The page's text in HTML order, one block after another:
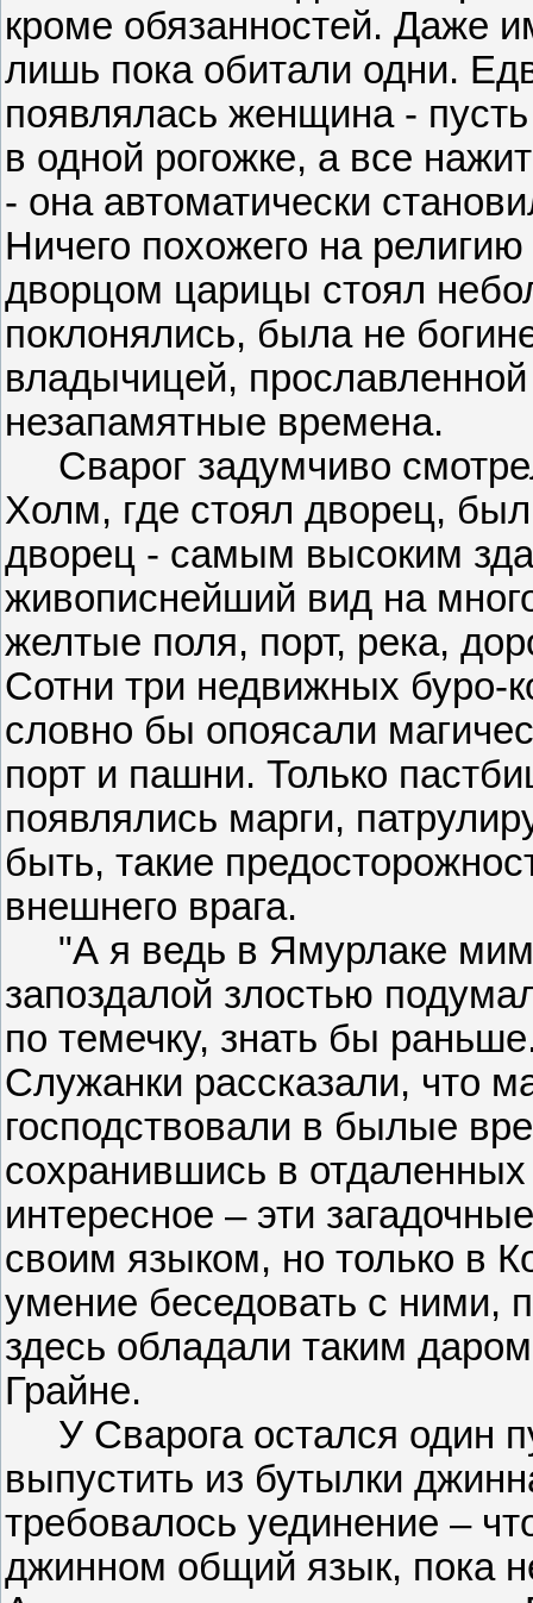
кроме обязанностей. Даже
лишь пока обитали одни.
появлялась женщина -
в одной рогожке, а все
- она автоматически
Ничего похожего на
дворцом царицы стоял
поклонялись, была не
владычицей,
незапамятные времена.
Сварог задумчиво
Холм, где стоял дворец,
дворец - самым высоким
живописнейший вид на
желтые поля, порт, река,
Сотни три недвижных буро-
словно бы опоясали
порт и пашни. Только
появлялись марги,
быть, такие
внешнего врага.
"А я ведь в Ямурлаке
запоздалой злостью
по темечку, знать бы
Служанки рассказали, что
господствовали в былые
сохранившись в
интересное – эти
своим языком, но только в
умение беседовать с ними,
здесь обладали таким
Грайне.
У Сварога остался один
выпустить из бутылки
требовалось уединение –
джинном общий язык, пока